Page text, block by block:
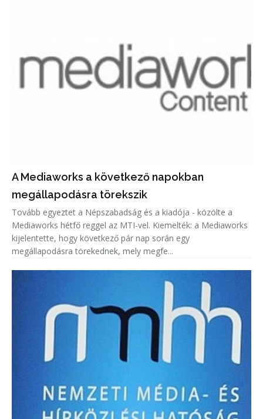
A Mediaworks a következő napokban
megállapodásra törekszik
Tovább egyeztet a Népszabadság és a kiadója - közölte a
Mediaworks hétfő reggel az MTI-vel. Kiemelték: a Mediaworks
kijelentette, hogy következő pár nap során egy
megállapodásra törekednek, mely megfe...